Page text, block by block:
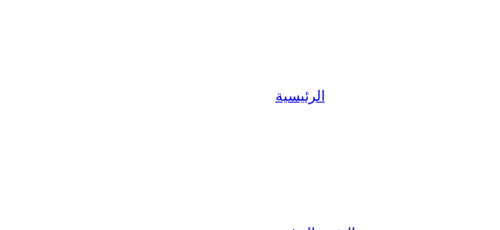
الرئيسية